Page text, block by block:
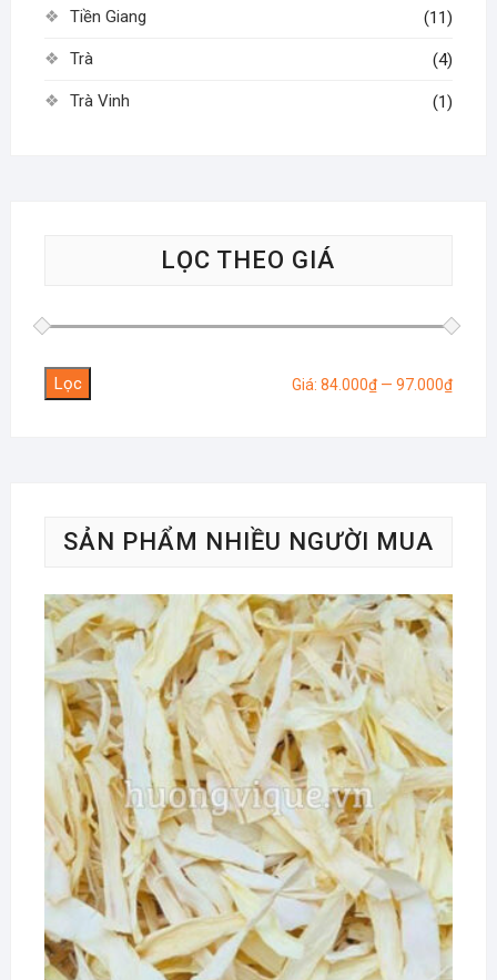
Tiền Giang (11)
Trà (4)
Trà Vinh (1)
LỌC THEO GIÁ
Giá
Giá
Lọc Giá:84.000₫ —97.000₫
SẢN PHẨM NHIỀU NGƯỜI MUA